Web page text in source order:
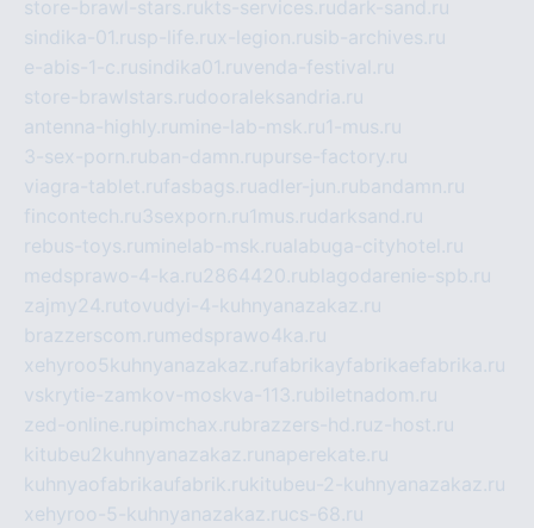
store-brawl-stars.rukts-services.rudark-sand.ru
sindika-01.rusp-life.rux-legion.rusib-archives.ru
e-abis-1-c.rusindika01.ruvenda-festival.ru
store-brawlstars.rudooraleksandria.ru
antenna-highly.ru mine-lab-msk.ru1-mus.ru
3-sex-porn.ruban-damn.rupurse-factory.ru
viagra-tablet.rufasbags.ruadler-jun.rubandamn.ru
fincontech.ru3sexporn.ru1mus.rudarksand.ru
rebus-toys.ru minelab-msk.rualabuga-cityhotel.ru
medsprawo-4-ka.ru2864420.rublagodarenie-spb.ru
zajmy24.rutovudyi-4-kuhnyanazakaz.ru
brazzerscom.ru medsprawo4ka.ru
xehyroo5kuhnyanazakaz.rufabrikayfabrikaefabrika.ru
vskrytie-zamkov-moskva-113.rubiletnadom.ru
zed-online.rupimchax.rubrazzers-hd.ruz-host.ru
kitubeu2kuhnyanazakaz.ru naperekate.ru
kuhnyaofabrikaufabrik.rukitubeu-2-kuhnyanazakaz.ru
xehyroo-5-kuhnyanazakaz.rucs-68.ru